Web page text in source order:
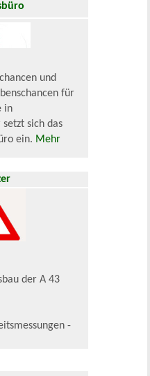
und
für
in
sich das
ein. Mehr
der A 43
-